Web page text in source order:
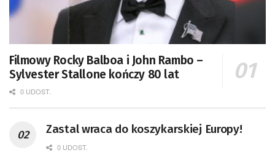
Filmowy Rocky Balboa i John Rambo –
Sylvester Stallone kończy 80 lat
0 UDOST.
Zastal wraca do koszykarskiej Europy!
0 UDOST.